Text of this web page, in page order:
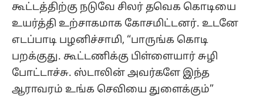
கூட்டத்திற்கு நடுவே சிலர் தவெக கொடியை
உயர்த்தி உற்சாகமாக கோசமிட்டனர். உடனே
எடப்பாடி பழனிச்சாமி, “பாருங்க கொடி
பறக்குது. கூட்டணிக்கு பிள்ளையார் சுழி
போட்டாச்சு. ஸ்டாலின் அவர்களே இந்த
ஆராவரம் உங்க செவியை துளைக்கும்”